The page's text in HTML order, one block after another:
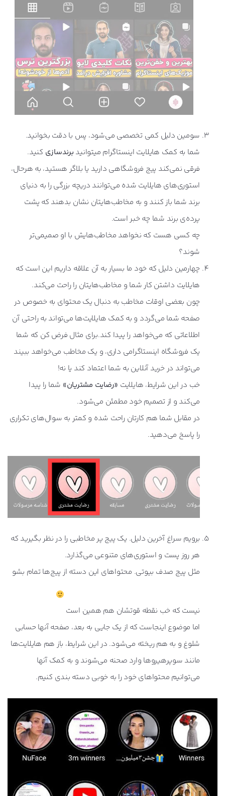
سومین دلیل کمی تخصصی می‌شود، پس با دقت بخوانید.
شما به کمک هایلایت‌ اینستاگرام میتوانید برندسازی کنید.
فرقی نمی‌کند پیج فروشگاهی دارید یا بلاگر هستید، به هرحال،
استوری‌های هایلایت شده می‌توانند دریچه بزرگی را به دنیای
برند شما باز کنند و به مخاطب‌هایتان نشان بدهند که پشت
پرده‌ی برند شما چه خبر است.
چه کسی هست که نخواهد مخاطب‌هایش با او صمیمی‌تر
شوند؟
چهارمین دلیل که خود ما بسیار به آن علاقه داریم این است که
هایلایت داشتن کار شما و مخاطب‌هایتان را راحت می‌کند.
چون بعضی اوقات مخاطب به دنبال یک محتوای به خصوص در
صفحه شما می‌گردد و به کمک هایلایت‌ها می‌تواند به راحتی آن
اطلاعاتی که می‌خواهد را پیدا کند.برای مثال فرض کن که شما
یک فروشگاه اینستاگرامی داری، و یک مخاطب می‌خواهد ببیند
می‌تواند در خرید آنلاین به شما اعتماد کند یا نه!
خب در این شرایط، هایلایت «رضایت مشتریان» شما را پیدا
می‌کند و از تصمیم خود مطمئن می‌شود.
در مقابل شما هم کارتان راحت شده و کمتر به سوال‌های تکراری
را پاسخ می‌دهید.
برویم سراغ آخرین دلیل. یک پیج پر مخاطبی را در نظر بگیرید که
هر روز پست و استوری‌های متنوعی می‌گذارد.
مثل پیج صدف بیوتی. محتواهای این دسته از پیج‌ها تمام بشو
نیست که خب نقطه قوتشان هم همین است
اما موضوع اینجاست که از یک‌ جایی به بعد، صفحه آنها حسابی
شلوغ و به هم ریخته می‌شود. در این شرایط، باز هم هایلایت‌ها
مانند سوپرهیروها وارد صحنه می‌شوند و به کمک آنها
می‌توانیم محتواهای خود را به خوبی دسته بندی کنیم.